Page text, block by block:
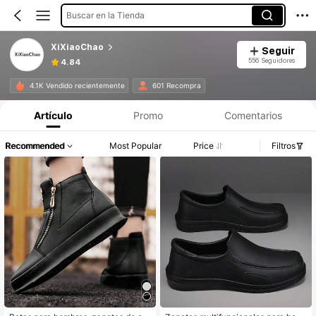
Buscar en la Tienda
XiXiaoChao
4.84
Seguir
556 Seguidores
4.1K Vendido recientemente 601 Recompra
Artículo Promo Comentarios
Recommended Most Popular Price Filtros